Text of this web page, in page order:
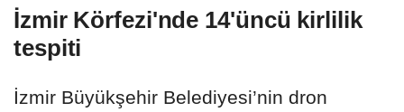
İzmir Körfezi'nde 14'üncü kirlilik
tespiti
İzmir Büyükşehir Belediyesi’nin dron